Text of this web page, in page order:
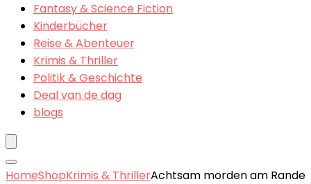
Fantasy & Science Fiction
Kinderbücher
Reise & Abenteuer
Krimis & Thriller
Politik & Geschichte
Deal van de dag
blogs
HomeShopKrimis & ThrillerAchtsam morden am Rande